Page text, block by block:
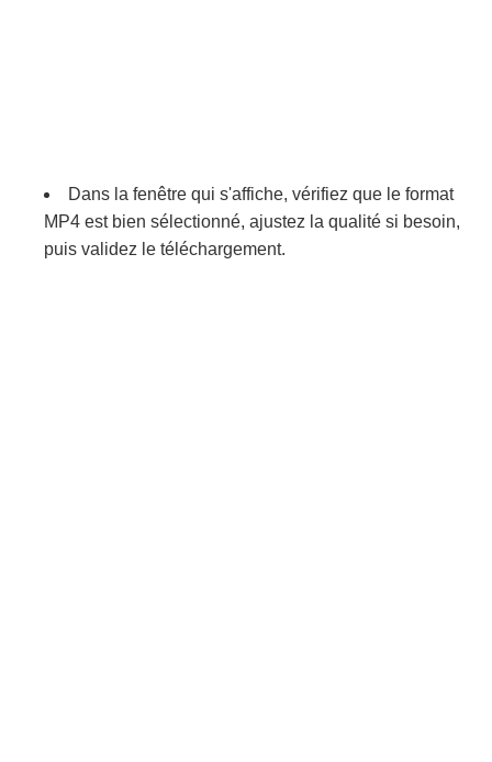
Dans la fenêtre qui s'affiche, vérifiez que le format
MP4 est bien sélectionné, ajustez la qualité si besoin,
puis validez le téléchargement.